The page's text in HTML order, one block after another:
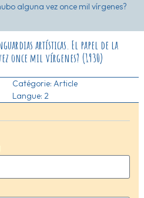
alguna vez once mil vírgenes?
artísticas. El papel de la
once mil vírgenes? (1930)
Catégorie: Article
Langue: 2